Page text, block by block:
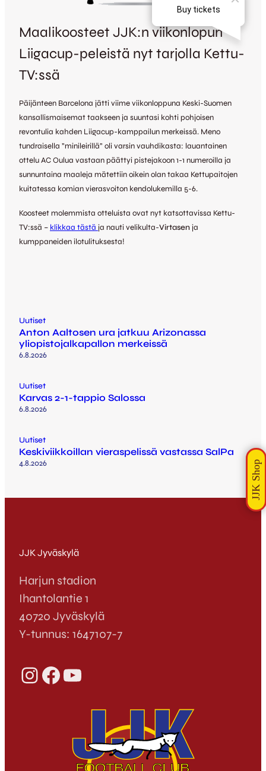
Maalikoosteet JJK:n viikonlopun
Liigacup-peleistä nyt tarjolla Kettu-
TV:ssä
Päijänteen Barcelona jätti viime viikonloppuna Keski-Suomen
kansallismaisemat taakseen ja suuntasi kohti pohjoisen
revontulia kahden Liigacup-kamppailun merkeissä. Meno
tundraisella ”minileirillä” oli varsin vauhdikasta: lauantainen
ottelu AC Oulua vastaan päättyi pistejakoon 1-1 numeroilla ja
sunnuntaina maaleja mätettiin oikein olan takaa Kettupaitojen
kuitatessa komian vierasvoiton kendolukemilla 5-6.
Koosteet molemmista otteluista ovat nyt katsottavissa Kettu-
TV:ssä – klikkaa tästä ja nauti velikulta-Virtasenja
kumppaneiden ilotulituksesta!
Uutiset
Anton Aaltosen ura jatkuu Arizonassa
yliopistojalkapallon merkeissä
6.8.2026
Uutiset
Karvas 2-1-tappio Salossa
6.8.2026
Uutiset
Keskiviikkoillan vieraspelissä vastassa SalPa
4.8.2026
JJK Jyväskylä
Harjun stadion
Ihantolantie 1
40720 Jyväskylä
Y-tunnus: 1647107-7
InstagramFacebook YouTube